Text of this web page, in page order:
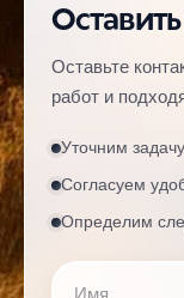
Оставьте
работ и
Уточним
Согласуем
Определим
Имя
Телефон